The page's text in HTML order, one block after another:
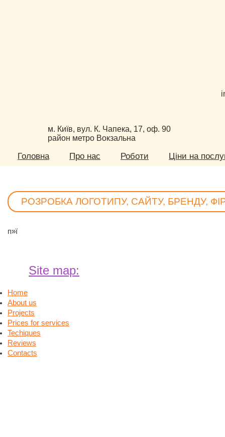
м. Київ, вул. К. Чапека, 17, оф. 90
район метро Вокзальна
Головна Про нас Роботи Ціни на
РОЗРОБКА ЛОГОТИПУ, САЙТУ, БРЕНДУ,
п»ї
Site map:
Home
About us
Projects
Prices for services
Techiques
Reviews
Contacts